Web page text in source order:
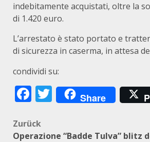
indebitamente acquistati, oltre la
di 1.420 euro.
L’arrestato è stato portato e
di sicurezza in caserma, in attesa
condividi su:
Facebook
Twitter
Share
Beitragsnavigation
Zurück
Operazione “Badde Tulva” blitz